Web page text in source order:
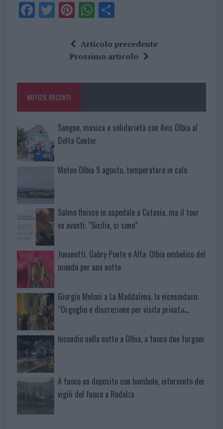
F
o
k
T Pi
te
re
W
at
s
p
S
a
re
Articolo precedente
Prossimo articolo
NOTIZIE RECENTI
Sangue, musica e solidarietà con Avis Olbia al
Delta Center
Meteo Olbia 9 agosto, temperature in calo
Salmo finisce in ospedale a Catania, ma il tour
va avanti: “Sicilia, ci sono”
Jovanotti, Gabry Ponte e Alfa: Olbia ombelico del
mondo per una notte
Giorgia Meloni a La Maddalena, la vicesindaco:
“Orgoglio e discrezione per visita privata̶…
Incendio nella notte a Olbia, a fuoco due furgoni
A fuoco un deposito con bombole, intervento dei
vigili del fuoco a Rudalza